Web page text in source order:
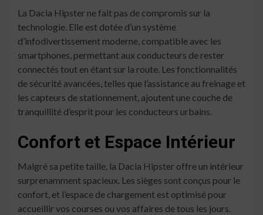
La Dacia Hipster ne fait pas de compromis sur la
technologie. Elle est dotée d’un système
d’infodivertissement moderne, compatible avec les
smartphones, permettant aux conducteurs de rester
connectés tout en étant sur la route. Les fonctionnalités
de sécurité avancées, telles que l’assistance au freinage et
les capteurs de stationnement, ajoutent une couche de
tranquillité d’esprit pour les conducteurs urbains.
Confort et Espace Intérieur
Malgré sa petite taille, la Dacia Hipster offre un intérieur
surprenamment spacieux. Les sièges sont conçus pour le
confort, et l’espace de chargement est optimisé pour
accueillir vos courses ou vos affaires de tous les jours.